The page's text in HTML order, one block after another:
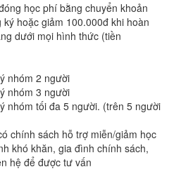
học phí bằng chuyển khoản
hoặc giảm 100.000đ khi hoàn
dưới mọi hình thức (tiền
nhóm 2 người
nhóm 3 người
nhóm tối đa 5 người. (trên 5 người
chính sách hỗ trợ miễn/giảm học
khó khăn, gia đình chính sách,
hệ để được tư vấn